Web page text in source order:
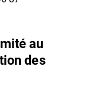
au
des